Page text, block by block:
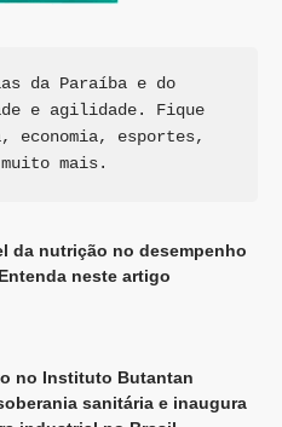
da Paraíba e do
e agilidade. Fique
esportes,
mais.
da nutrição no desempenho
neste artigo
no Instituto Butantan
sanitária e inaugura